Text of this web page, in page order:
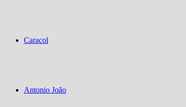
Caracol
Antonio João